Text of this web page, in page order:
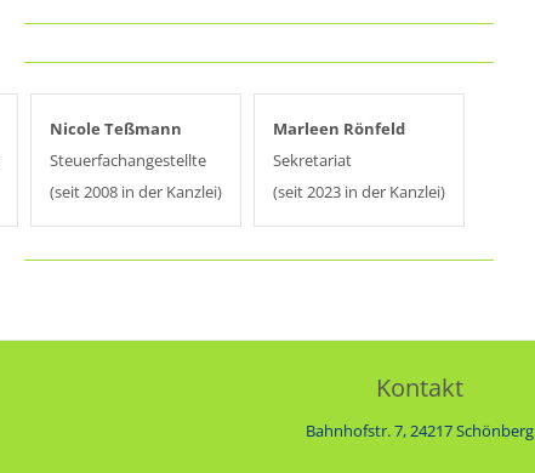
Nicole Teßmann
Steuerfachangestellte
(seit 2008 in der Kanzlei)
Marleen Rönfeld
Sekretariat
(seit 2023 in der Kanzlei)
Kontakt
Bahnhofstr. 7, 24217 Schönberg